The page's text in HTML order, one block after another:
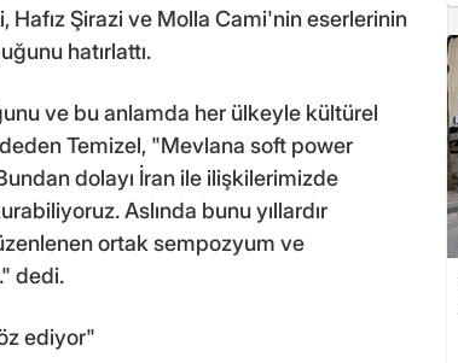
Hafız Şirazi ve Molla Cami'nin eserlerinin
hatırlattı.
ve bu anlamda her ülkeyle kültürel
Temizel, "Mevlana soft power
dolayı İran ile ilişkilerimizde
Aslında bunu yıllardır
ortak sempozyum ve
dedi.
ediyor"